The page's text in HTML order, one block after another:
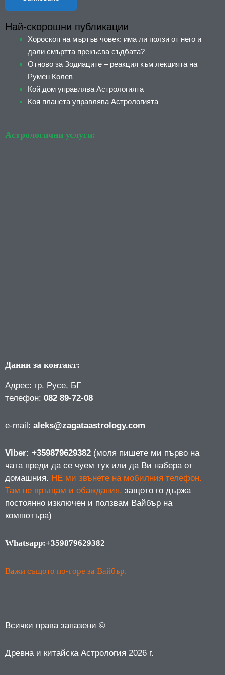
Най-скорошни публикации
Хороскоп на мъртъв човек: има ли ползи от него и
дали смъртта прекъсва съдбата?
Отново за Зодиаците – реакция към лекцията на
Румен Колев
Кой дом управлява Астрологията
Коя планета управлява Астрологията
Астрологични услуги:
Данни за контакт:
Адрес: гр. Русе, БГ
телефон: 082 89-72-08
е-mail: aleks@zagataastrology.com
Viber: +359879629382 (моля пишете ми първо на
чата преди да се чуем тук или да Ви набера от
домашния. НЕ ми звънете на мобилния телефон.
Там не връщам и обаждания, защото го държа
постоянно изключен и ползвам Вайбър на
компютъра)
Whatsapp:+359879629382
Важи същото по-горе за Вайбър.
Всички права запазени ©
Древна и китайска Астрология 2026 г.